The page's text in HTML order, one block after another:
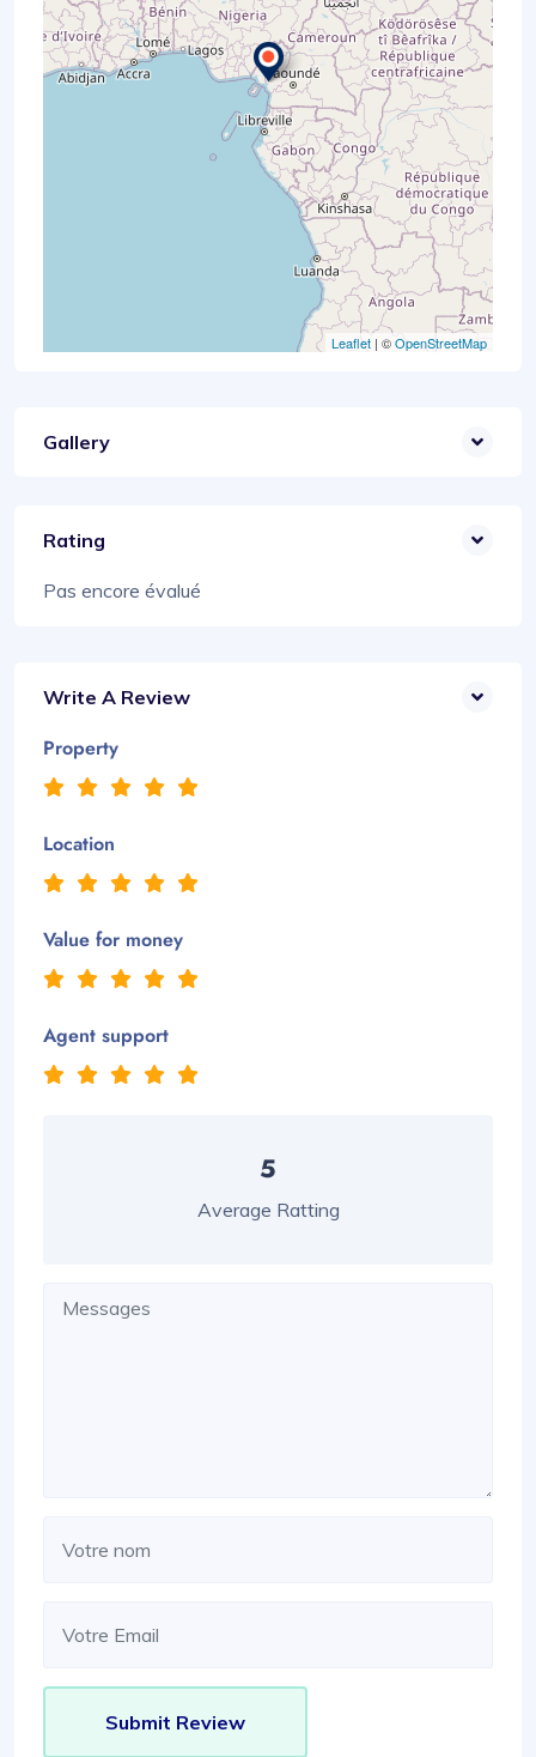
Leaflet | ©OpenStreetMap
Gallery
Rating
Pas encore évalué
Write A Review
Property
Location
Value for money
Agent support
5
Average Ratting